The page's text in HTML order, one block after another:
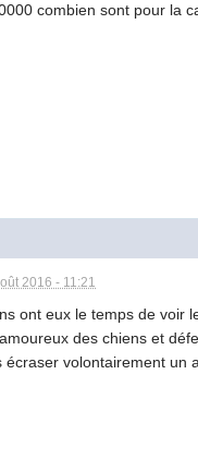
combien sont pour la
2016 - 11:21
ont eux le temps de voir
des chiens et
écraser volontairement un